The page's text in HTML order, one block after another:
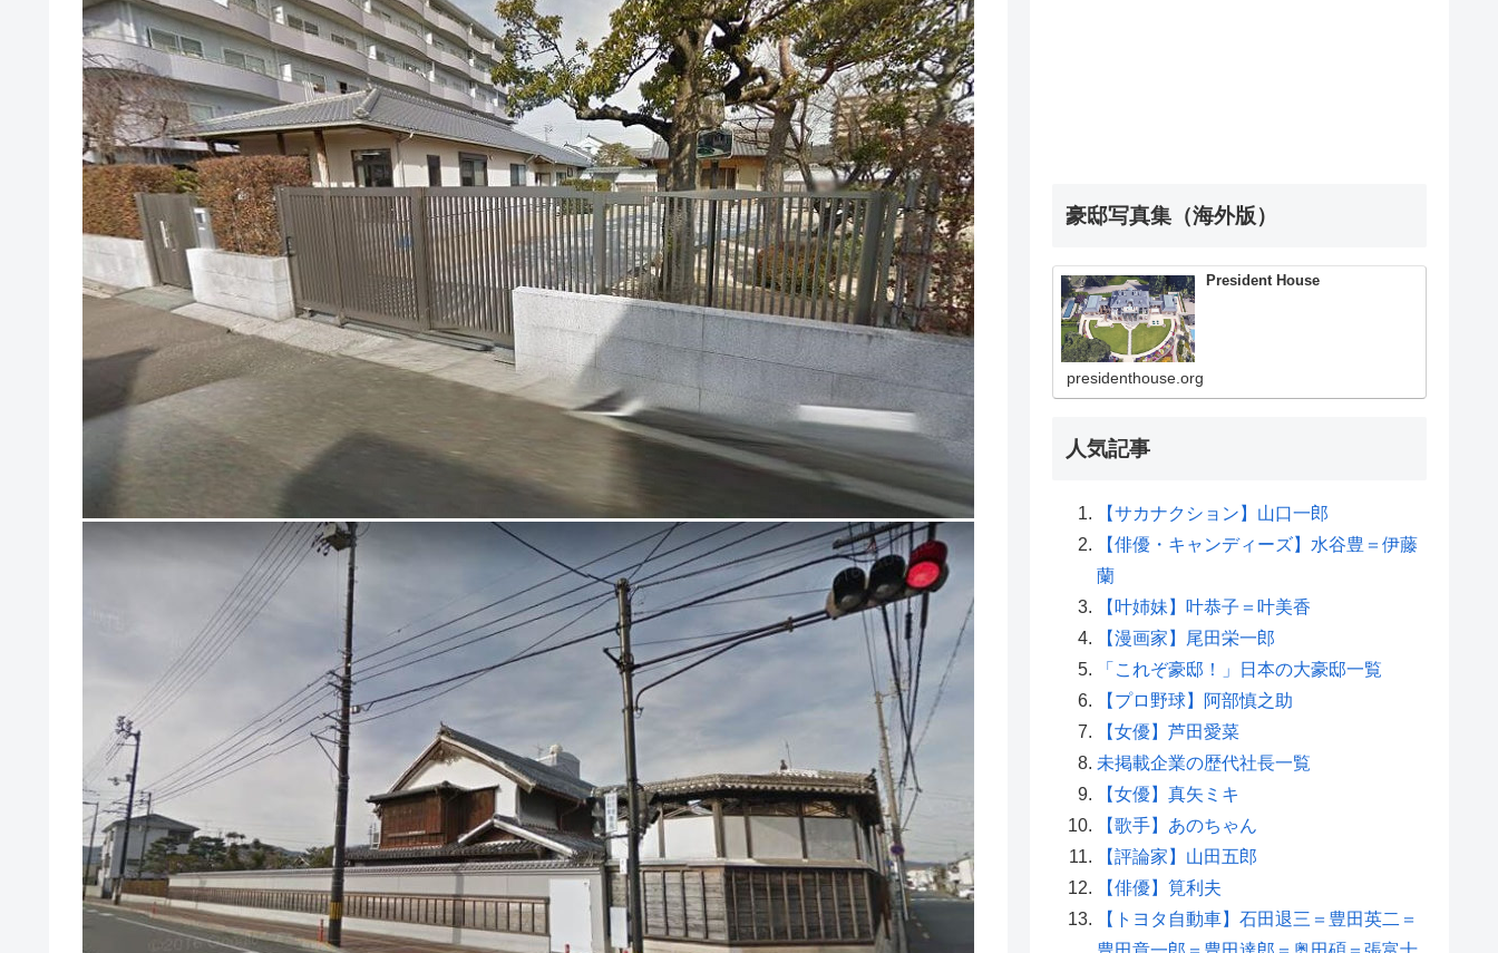
豪邸写真集（海外版）
President House
presidenthouse.org
人気記事
【サカナクション】山口一郎
【俳優・キャンディーズ】水谷豊＝伊藤
蘭
【叶姉妹】叶恭子＝叶美香
【漫画家】尾田栄一郎
「これぞ豪邸！」日本の大豪邸一覧
【プロ野球】阿部慎之助
【女優】芦田愛菜
未掲載企業の歴代社長一覧
【女優】真矢ミキ
【歌手】あのちゃん
【評論家】山田五郎
【俳優】筧利夫
【トヨタ自動車】石田退三＝豊田英二＝